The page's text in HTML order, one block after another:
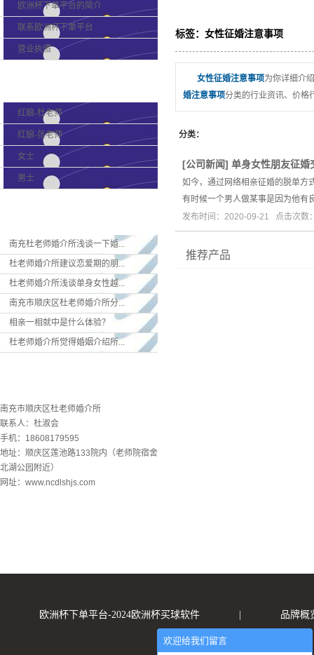
欧洲杯下单平台的简介
联系欧洲杯下单平台
营业执照
红娘-杜老师
红娘-张老师
女士
男士
南充杜老师婚介所浅谈一下婚...
杜老师婚介所建议恋爱期的朋...
杜老师婚介所浅谈单身女性越...
南充市顺庆区杜老师婚介所分...
相亲一相就中是什么体验？
杜老师婚介所觉得婚姻介绍所...
南充市顺庆区杜老师婚介所
联系人：杜淑会
手机：18608179595
地址：顺庆区莲池路133院内（老师院宿舍
北湖公园附近）
网址：www.ncdlshjs.com
标签：女性征婚注意事项
女性征婚注意事项为你详细介绍
婚注意事项分类的行业资讯、价格
分类：
[公司新闻] 单身女性朋友征婚
如今，通过网络相亲征婚的脱单方
有时候一个男人做某事是因为他有
发布时间：2020-09-21 点击次数
推荐产品
欧洲杯下单平台-2024欧洲杯买球软件 品牌概
欢迎给我们留言